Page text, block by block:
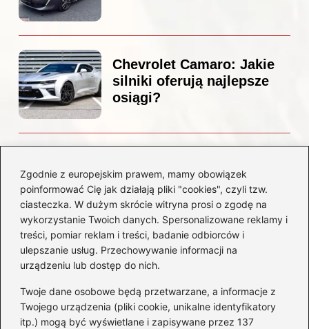
Zgodnie z europejskim prawem, mamy obowiązek
poinformować Cię jak działają pliki "cookies", czyli tzw.
ciasteczka. W dużym skrócie witryna prosi o zgodę na
wykorzystanie Twoich danych. Spersonalizowane reklamy i
treści, pomiar reklam i treści, badanie odbiorców i
ulepszanie usług. Przechowywanie informacji na
urządzeniu lub dostęp do nich.
Twoje dane osobowe będą przetwarzane, a informacje z
Twojego urządzenia (pliki cookie, unikalne identyfikatory
itp.) mogą być wyświetlane i zapisywane przez 137
Chevrolet Camaro: Jakie
silniki oferują najlepsze
osiągi?
Odkryj przyczyny i
rozwiązania dla Twojego
silnika
Kategorie
Akumulatory (85)
Benzyna i Diesel (80)
Motocykle(50)